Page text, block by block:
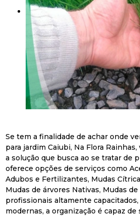
Se tem a finalidade de achar onde
para jardim Caiubi, Na Flora
a solução que busca ao se tratar de
oferece opções de serviços como
Adubos e Fertilizantes, Mudas
Mudas de árvores Nativas, Mudas de
profissionais altamente
modernas, a organização é capaz